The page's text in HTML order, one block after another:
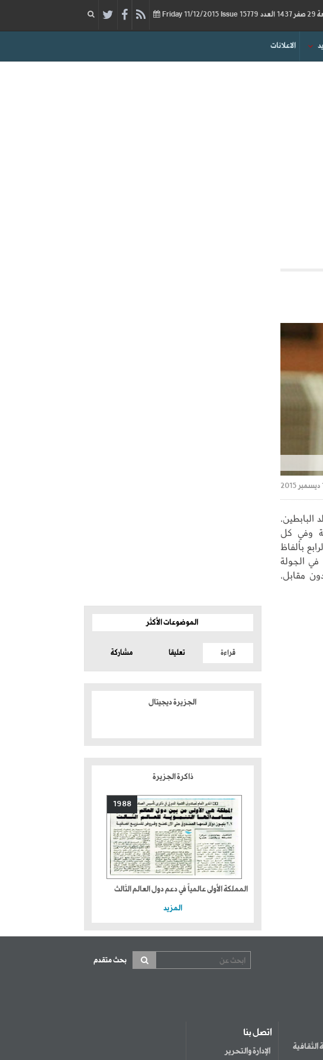
15779
11/12/2015 Issue
الاعلانات
البابطين،
4 مباريات رسمية وفي كل
الرابع بألفاظ
في الجولة
مقابل،
الموضوعات الأكثر
قراءة تعليقا مشاركة
الجزيرة ديجيتال
ذاكرة الجزيرة
1988
المملكة الأولى عالمياً في دعم دول العالم الثالث
المزيد
بحث متقدم
الثقافية
اتصل بنا
الإدارة والتحرير